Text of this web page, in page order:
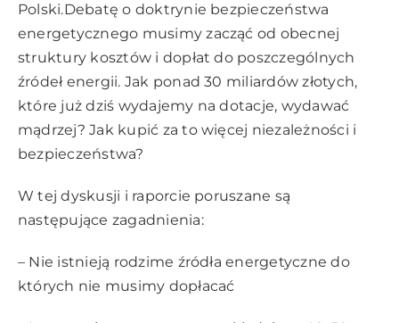
Polski.Debatę o doktrynie bezpieczeństwa
energetycznego musimy zacząć od obecnej
struktury kosztów i dopłat do poszczególnych
źródeł energii. Jak ponad 30 miliardów złotych,
które już dziś wydajemy na dotacje, wydawać
mądrzej? Jak kupić za to więcej niezależności i
bezpieczeństwa?
W tej dyskusji i raporcie poruszane są
następujące zagadnienia:
– Nie istnieją rodzime źródła energetyczne do
których nie musimy dopłacać